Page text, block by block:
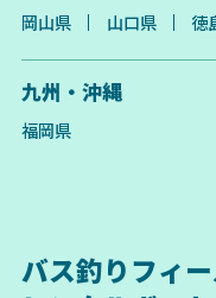
岡山県 山口県 徳
九州・沖縄
福岡県
バス釣りフィ